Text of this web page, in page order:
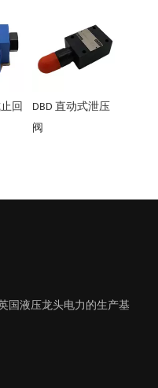
回
DBD 直动式泄压
阀
国液压龙头电力的生产基